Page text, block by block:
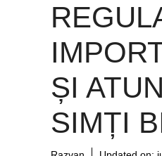
ȘI
SIMȚI